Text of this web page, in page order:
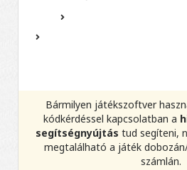
Bármilyen játékszoftver
kódkérdéssel kapcsolatban a
segítségnyújtás tud segíteni,
megtalálható a játék
számlán.